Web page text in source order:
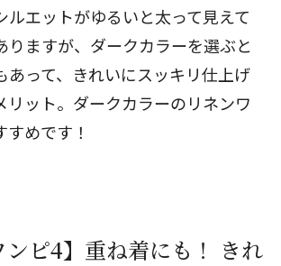
ルエットがゆるいと太って見えて
りますが、ダークカラーを選ぶと
あって、きれいにスッキリ仕上げ
リット。ダークカラーのリネンワ
めです！
ンピ4】重ね着にも！ きれ